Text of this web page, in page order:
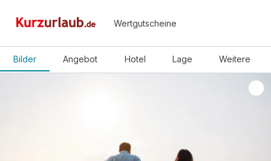
Wertgutscheine
Bilder Angebot Hotel Lage Weitere